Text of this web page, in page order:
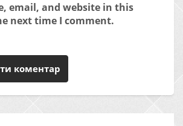
email, and website in this
next time I comment.